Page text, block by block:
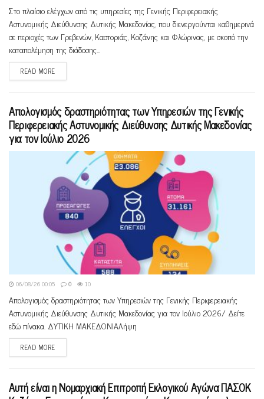
Στο πλαίσιο ελέγχων από τις υπηρεσίες της Γενικής Περιφερειακής
Αστυνομικής Διεύθυνσης Δυτικής Μακεδονίας, που διενεργούνται καθημερινά
σε περιοχές των Γρεβενών, Καστοριάς, Κοζάνης και Φλώρινας, με σκοπό την
καταπολέμηση της διάδοσης...
READ MORE
Απολογισμός δραστηριότητας των Υπηρεσιών της Γενικής
Περιφερειακής Αστυνομικής Διεύθυνσης Δυτικής Μακεδονίας
για τον Ιούλιο 2026
06/08/26 00:05 0 10
Απολογισμός δραστηριότητας των Υπηρεσιών της Γενικής Περιφερειακής
Αστυνομικής Διεύθυνσης Δυτικής Μακεδονίας για τον Ιούλιο 2026/ Δείτε
εδώ πίνακα. ΔΥΤΙΚΗ ΜΑΚΕΔΟΝΙΑΛήψη
READ MORE
Αυτή είναι η Νομαρχιακή Επιτροπή Εκλογικού Αγώνα ΠΑΣΟΚ